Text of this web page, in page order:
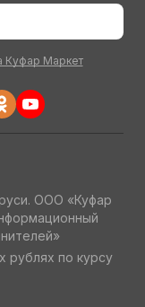
Куфар Маркет
ООО «Куфар
рублях по курсу